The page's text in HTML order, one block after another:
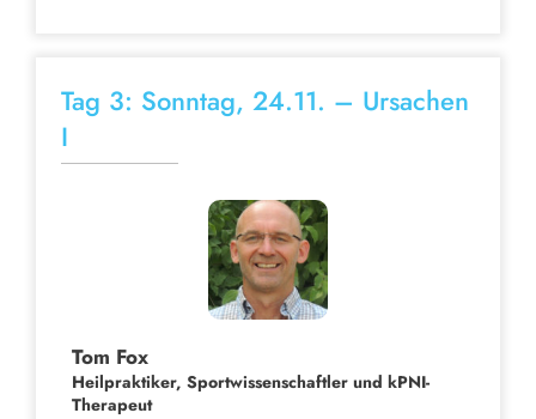
Tag 3: Sonntag, 24.11. – Ursachen
I
Tom Fox
Heilpraktiker, Sportwissenschaftler und kPNI-
Therapeut